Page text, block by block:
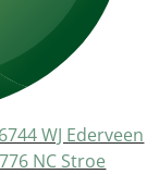
WJ Ederveen
NC Stroe